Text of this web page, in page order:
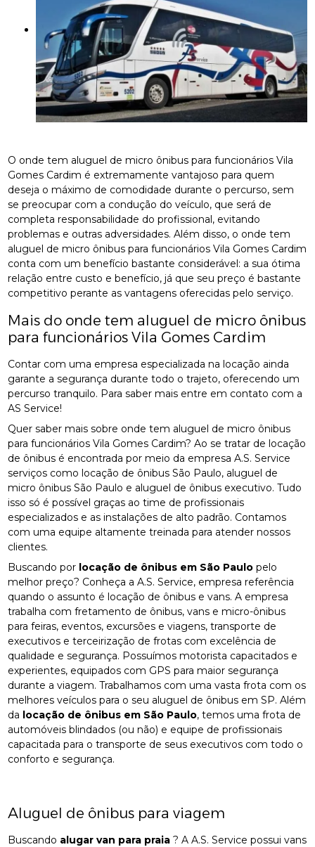
O onde tem aluguel de micro ônibus para funcionários Vila
Gomes Cardim é extremamente vantajoso para quem
deseja o máximo de comodidade durante o percurso, sem
se preocupar com a condução do veículo, que será de
completa responsabilidade do profissional, evitando
problemas e outras adversidades. Além disso, o onde tem
aluguel de micro ônibus para funcionários Vila Gomes Cardim
conta com um benefício bastante considerável: a sua ótima
relação entre custo e benefício, já que seu preço é bastante
competitivo perante as vantagens oferecidas pelo serviço.
Mais do onde tem aluguel de micro ônibus
para funcionários Vila Gomes Cardim
Contar com uma empresa especializada na locação ainda
garante a segurança durante todo o trajeto, oferecendo um
percurso tranquilo. Para saber mais entre em contato com a
AS Service!
Quer saber mais sobre onde tem aluguel de micro ônibus
para funcionários Vila Gomes Cardim? Ao se tratar de locação
de ônibus é encontrada por meio da empresa A.S. Service
serviços como locação de ônibus São Paulo, aluguel de
micro ônibus São Paulo e aluguel de ônibus executivo. Tudo
isso só é possível graças ao time de profissionais
especializados e as instalações de alto padrão. Contamos
com uma equipe altamente treinada para atender nossos
clientes.
Buscando por locação de ônibus em São Paulo pelo
melhor preço? Conheça a A.S. Service, empresa referência
quando o assunto é locação de ônibus e vans. A empresa
trabalha com fretamento de ônibus, vans e micro-ônibus
para feiras, eventos, excursões e viagens, transporte de
executivos e terceirização de frotas com excelência de
qualidade e segurança. Possuímos motorista capacitados e
experientes, equipados com GPS para maior segurança
durante a viagem. Trabalhamos com uma vasta frota com os
melhores veículos para o seu aluguel de ônibus em SP. Além
da locação de ônibus em São Paulo, temos uma frota de
automóveis blindados (ou não) e equipe de profissionais
capacitada para o transporte de seus executivos com todo o
conforto e segurança.
Aluguel de ônibus para viagem
Buscando alugar van para praia ? A A.S. Service possui vans